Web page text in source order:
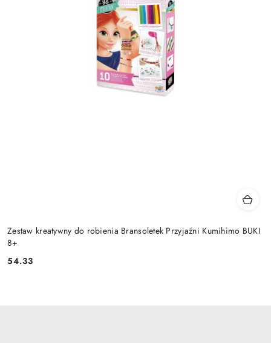
Zestaw kreatywny do robienia Bransoletek Przyjaźni Kumihimo BUKI
8+
Cena:
54.33